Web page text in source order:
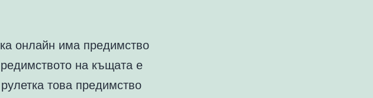
онлайн има предимство
на къщата е
това предимство